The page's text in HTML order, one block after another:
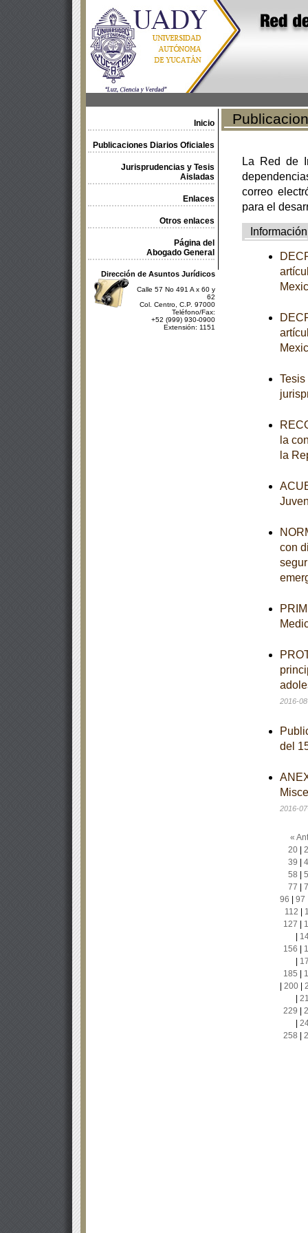
Inicio
Publicaciones Diarios Oficiales
Jurisprudencias y Tesis
Aisladas
Enlaces
Otros enlaces
Página del
Abogado General
Dirección de Asuntos Jurídicos
Calle 57 No 491 A x 60 y
62
Col. Centro, C.P. 97000
Teléfono/Fax:
+52 (999) 930-0900
Extensión: 1151
La Red de
correo
para el
Información
la
la
con
2016-
del
2016-
«
20|
39
58
77
96
97
112
127
156
185
200|
229
258